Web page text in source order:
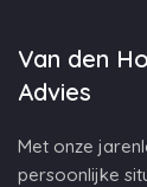
Van den
Advies
Met onze
persoonlijke